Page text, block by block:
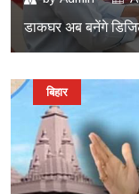
डाकघर अब बनेंगे
बिहार